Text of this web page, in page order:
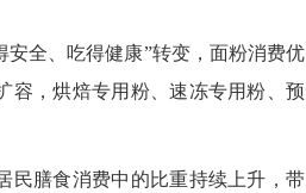
全、吃得健康”转变，面粉消费优
容，烘焙专用粉、速冻专用粉、预
膳食消费中的比重持续上升，带